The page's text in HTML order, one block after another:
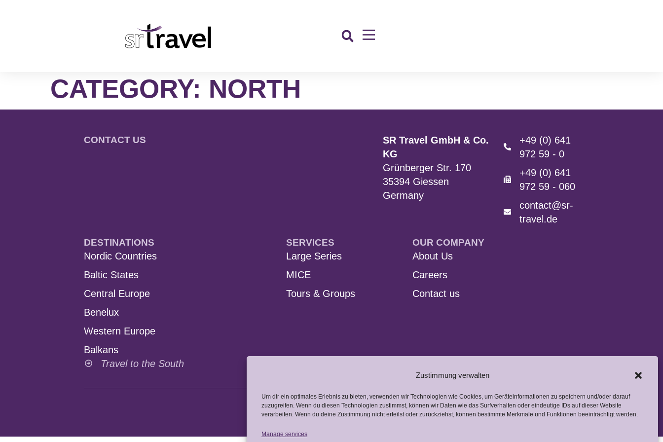
Zustimmung verwalten
Um dir ein optimales Erlebnis zu bieten, verwenden wir Technologien wie Cookies, um Geräteinformationen zu speichern und/oder darauf
zuzugreifen. Wenn du diesen Technologien zustimmst, können wir Daten wie das Surfverhalten oder eindeutige IDs auf dieser Website
verarbeiten. Wenn du deine Zustimmung nicht erteilst oder zurückziehst, können bestimmte Merkmale und Funktionen beeinträchtigt werden.
Manage services
CATEGORY: NORTH
CONTACT US
SR Travel GmbH & Co.
KG
Grünberger Str. 170
35394 Giessen
Germany
+49 (0) 641
972 59 - 0
+49 (0) 641
972 59 - 060
contact@sr-
travel.de
SERVICES
Large Series
MICE
Tours & Groups
DESTINATIONS
Nordic Countries
Baltic States
Central Europe
Benelux
Western Europe
Balkans
Travel to the South
OUR COMPANY
About Us
Careers
Contact us
ImprintPrivacy Policy
Terms and Conditions